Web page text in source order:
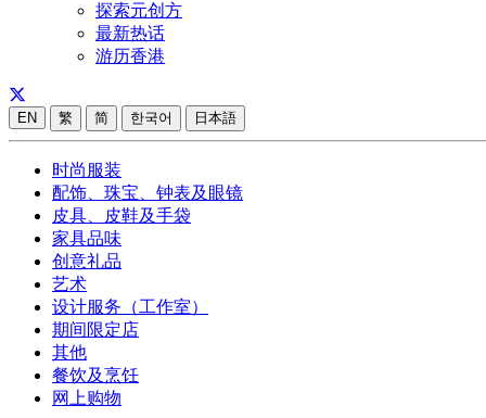
探索元创方
最新热话
游历香港
EN 繁 简 한국어 日本語
时尚服装
配饰、珠宝、钟表及眼镜
皮具、皮鞋及手袋
家具品味
创意礼品
艺术
设计服务（工作室）
期间限定店
其他
餐饮及烹饪
网上购物